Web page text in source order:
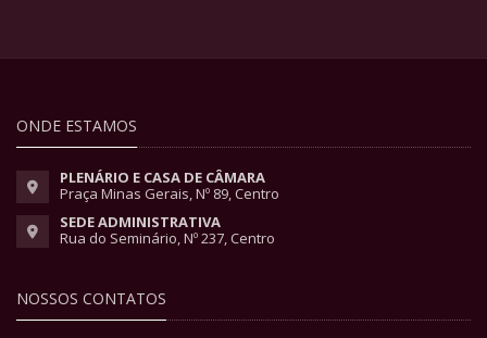
ONDE ESTAMOS
PLENÁRIO E CASA DE CÂMARA
Praça Minas Gerais, Nº 89, Centro
SEDE ADMINISTRATIVA
Rua do Seminário, Nº 237, Centro
NOSSOS CONTATOS